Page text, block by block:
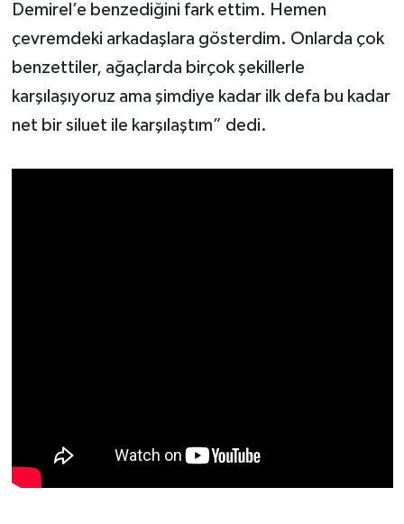
Demirel’e benzediğini fark ettim. Hemen
çevremdeki arkadaşlara gösterdim. Onlarda çok
benzettiler, ağaçlarda birçok şekillerle
karşılaşıyoruz ama şimdiye kadar ilk defa bu kadar
net bir siluet ile karşılaştım” dedi.